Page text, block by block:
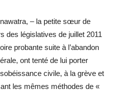
– la petite sœur de
des législatives de juillet 2011
probante suite à l’abandon
ont tenté de lui porter
civile, à la grève et
les mêmes méthodes de «